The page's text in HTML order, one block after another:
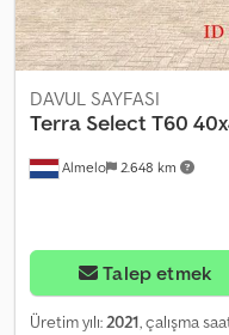
Çalışma genişliği: 255 cm
Teknik durum: İyi Görünüm
fazla bilgi için:
Almelo 2.648 km
DAVUL SAYFASI
Terra Select T60
Talep etmek
Üretim yılı:2021, çalışma